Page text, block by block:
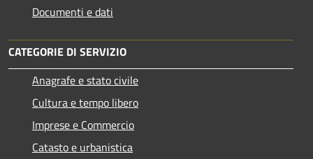
Documenti e dati
CATEGORIE DI SERVIZIO
Anagrafe e stato civile
Cultura e tempo libero
Imprese e Commercio
Catasto e urbanistica